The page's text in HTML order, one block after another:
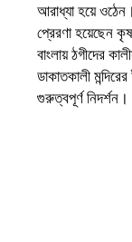
আরাধ্যা হয়ে
প্রেরণা হয়েছেন
বাংলায় ঠগীদের
ডাকাতকালী
গুরুত্বপূর্ণ নিদর্শন।